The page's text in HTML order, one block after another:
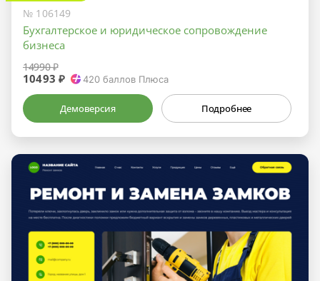
№ 106149
Бухгалтерское и юридическое сопровождение
бизнеса
14990 ₽
10493 ₽ 420 баллов Плюса
Демоверсия Подробнее